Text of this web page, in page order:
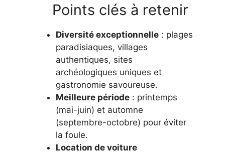
Points clés à retenir
Diversité exceptionnelle : plages
paradisiaques, villages
authentiques, sites
archéologiques uniques et
gastronomie savoureuse.
Meilleure période : printemps
(mai-juin) et automne
(septembre-octobre) pour éviter
la foule.
Location de voiture